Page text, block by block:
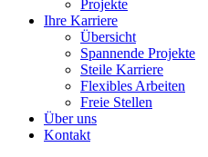
Projekte
Ihre Karriere
Übersicht
Spannende Projekte
Steile Karriere
Flexibles Arbeiten
Freie Stellen
Über uns
Kontakt